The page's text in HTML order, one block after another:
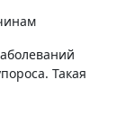
Такая